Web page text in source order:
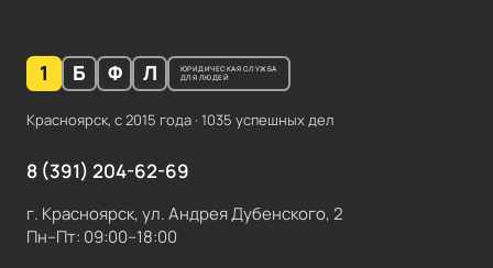
1 Б Ф Л
ЮРИДИЧЕСКАЯ СЛУЖБА
ДЛЯ ЛЮДЕЙ
Красноярск, с 2015 года · 1035 успешных дел
8 (391) 204-62-69
г. Красноярск, ул. Андрея Дубенского, 2
Пн–Пт: 09:00–18:00